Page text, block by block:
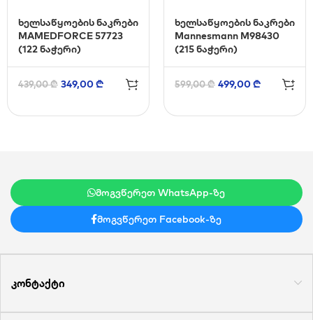
ხელსაწყოების ნაკრები
MAMEDFORCE 57723
(122 ნაჭერი)
439,00₾ 349,00₾
ხელსაწყოების ნაკრები
Mannesmann M98430
(215 ნაჭერი)
599,00₾ 499,00₾
მოგვწერეთ WhatsApp-ზე
მოგვწერეთ Facebook-ზე
კონტაქტი